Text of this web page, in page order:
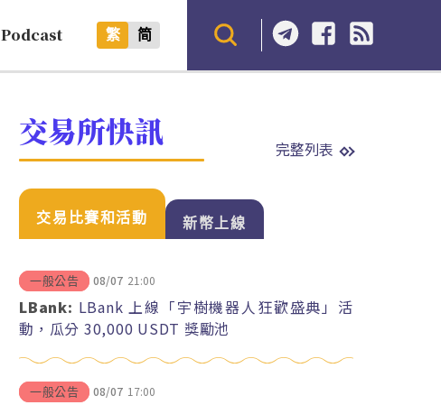
Podcast 繁 简
交易所快訊 完整列表
交易比賽和活動 新幣上線
一般公告 08/07 21:00
LBank: LBank 上線「宇樹機器人狂歡盛典」活
動，瓜分 30,000 USDT 獎勵池
一般公告 08/07 17:00